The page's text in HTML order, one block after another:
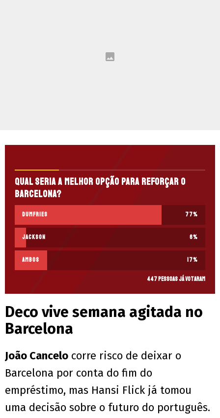
Qual seria a melhor opção para reforçar o
Barcelona?
Dumfries 77%
Jackson 6%
Ambos 17%
447 pessoas já votaram
Deco vive semana agitada no
Barcelona
João Cancelo corre risco de deixar o
Barcelona por conta do fim do
empréstimo, mas Hansi Flick já tomou
uma decisão sobre o futuro do português.